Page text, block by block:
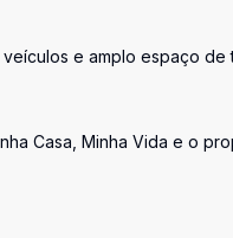
e amplo espaço
Casa, Minha Vida e o